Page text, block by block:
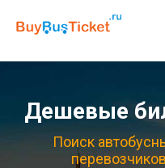
Дешевые
Поиск